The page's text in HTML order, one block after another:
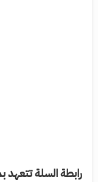
رابطة السلة تتعهد